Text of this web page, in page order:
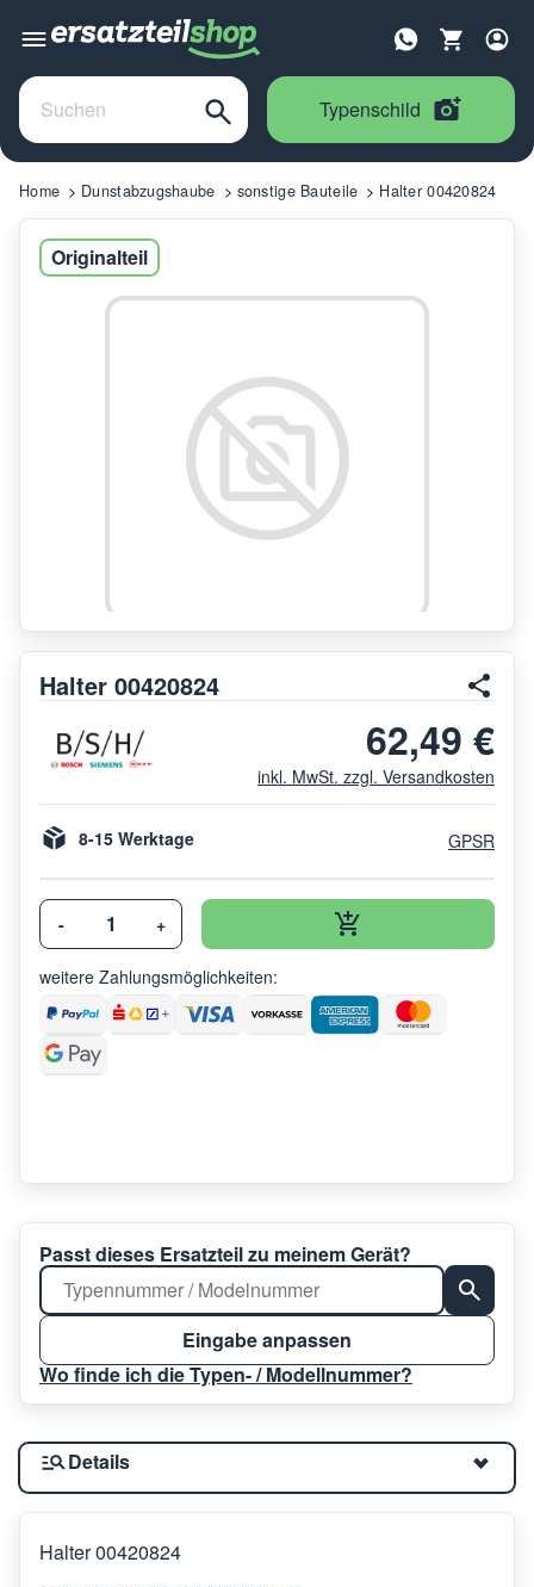
Typenschild
Home Dunstabzugshaube sonstige Bauteile Halter 00420824
Originalteil
Halter 00420824
62,49 €
inkl. MwSt. zzgl. Versandkosten
8-15 Werktage GPSR
- +
weitere Zahlungsmöglichkeiten:
Passt dieses Ersatzteil zu meinem Gerät?
Eingabe anpassen
Wo finde ich die Typen- / Modellnummer?
Details
Halter 00420824